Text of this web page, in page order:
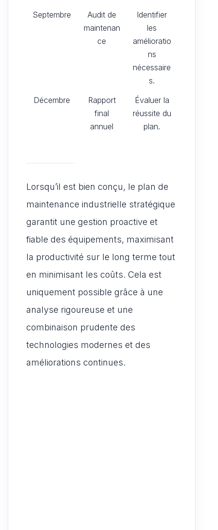
Septembre
Audit de
maintenan
ce
Identifier
les
amélioratio
ns
nécessaire
s.
Décembre
Rapport
final
annuel
Évaluer la
réussite du
plan.
Lorsqu’il est bien conçu, le plan de
maintenance industrielle stratégique
garantit une gestion proactive et
fiable des équipements, maximisant
la productivité sur le long terme tout
en minimisant les coûts. Cela est
uniquement possible grâce à une
analyse rigoureuse et une
combinaison prudente des
technologies modernes et des
améliorations continues.